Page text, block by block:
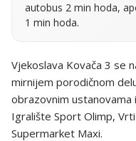
autobus 2 min hoda,
1 min hoda.
Vjekoslava Kovača 3 se
mirnijem porodičnom
obrazovnim ustanovama
Igralište Sport Olimp,
Supermarket Maxi.